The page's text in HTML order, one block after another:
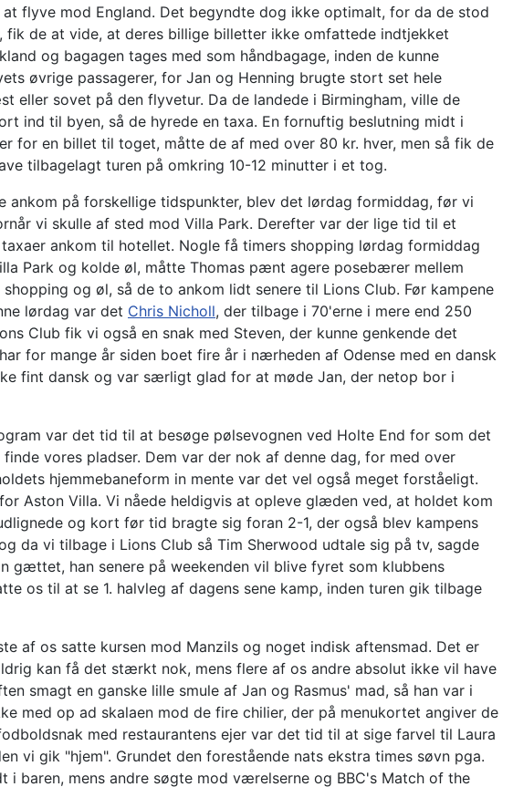
flyve mod England. Det begyndte dog ikke optimalt, for da de stod
de at vide, at deres billige billetter ikke omfattede indtjekket
og bagagen tages med som håndbagage, inden de kunne
øvrige passagerer, for Jan og Henning brugte stort set hele
sovet på den flyvetur. Da de landede i Birmingham, ville de
ind til byen, så de hyrede en taxa. En fornuftig beslutning midt i
for en billet til toget, måtte de af med over 80 kr. hver, men så fik de
tilbagelagt turen på omkring 10-12 minutter i et tog.
på forskellige tidspunkter, blev det lørdag formiddag, før vi
vi skulle af sted mod Villa Park. Derefter var der lige tid til et
ankom til hotellet. Nogle få timers shopping lørdag formiddag
Park og kolde øl, måtte Thomas pænt agere posebærer mellem
og øl, så de to ankom lidt senere til Lions Club. Før kampene
lørdag var det Chris Nicholl, der tilbage i 70'erne i mere end 250
Club fik vi også en snak med Steven, der kunne genkende det
for mange år siden boet fire år i nærheden af Odense med en dansk
fint dansk og var særligt glad for at møde Jan, der netop bor i
var det tid til at besøge pølsevognen ved Holte End for som det
vores pladser. Dem var der nok af denne dag, for med over
hjemmebaneform in mente var det vel også meget forståeligt.
Aston Villa. Vi nåede heldigvis at opleve glæden ved, at holdet kom
og kort før tid bragte sig foran 2-1, der også blev kampens
da vi tilbage i Lions Club så Tim Sherwood udtale sig på tv, sagde
gættet, han senere på weekenden vil blive fyret som klubbens
os til at se 1. halvleg af dagens sene kamp, inden turen gik tilbage
af os satte kursen mod Manzils og noget indisk aftensmad. Det er
kan få det stærkt nok, mens flere af os andre absolut ikke vil have
smagt en ganske lille smule af Jan og Rasmus' mad, så han var i
med op ad skalaen mod de fire chilier, der på menukortet angiver de
med restaurantens ejer var det tid til at sige farvel til Laura
vi gik "hjem". Grundet den forestående nats ekstra times søvn pga.
baren, mens andre søgte mod værelserne og BBC's Match of the